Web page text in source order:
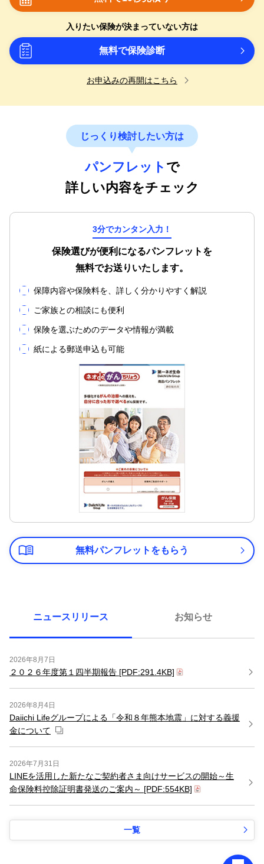
入りたい保険が決まっていない方は
無料で保険診断
お申込みの再開はこちら
じっくり検討したい方は
パンフレット で
詳しい内容をチェック
3分でカンタン入力！
保険選びが便利になるパンフレットを
無料でお送りいたします。
保障内容や保険料を、詳しく分かりやすく解説
ご家族との相談にも便利
保険を選ぶためのデータや情報が満載
紙による郵送申込も可能
無料パンフレットをもらう
ニュースリリース お知らせ
2026年8月7日
２０２６年度第１四半期報告 [PDF:291.4KB]
2026年8月4日
Daiichi Lifeグループによる「令和８年熊本地震」に対する義援
金について
2026年7月31日
LINEを活用した新たなご契約者さま向けサービスの開始～生
命保険料控除証明書発送のご案内～ [PDF:554KB]
一覧